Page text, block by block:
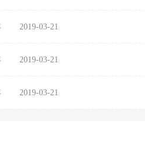
2019-03-21
2019-03-21
2019-03-21